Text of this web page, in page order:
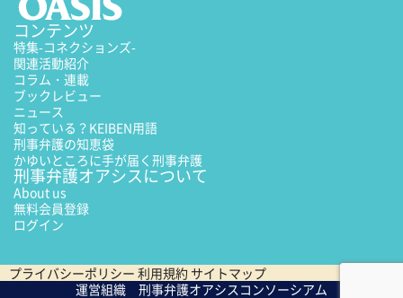
コンテンツ
特集-コネクションズ-
関連活動紹介
コラム・連載
ブックレビュー
ニュース
知っている？KEIBEN用語
刑事弁護の知恵袋
かゆいところに手が届く刑事弁護
刑事弁護オアシスについて
About us
無料会員登録
ログイン
プライバシーポリシー 利用規約 サイトマップ
運営組織 刑事弁護オアシスコンソーシアム